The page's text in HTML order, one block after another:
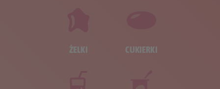
ŻELKI CUKIERKI